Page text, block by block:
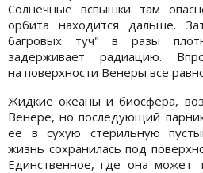
Солнечные вспышки там
орбита находится дальше.
багровых туч" в разы
задерживает радиацию.
на поверхности Венеры все
Жидкие океаны и биосфера,
Венере, но последующий
ее в сухую стерильную
жизнь сохранилась под
Единственное, где она может